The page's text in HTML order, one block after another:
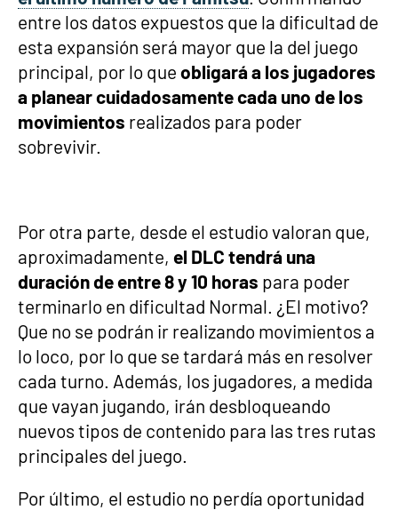
entre los datos expuestos que la dificultad de
esta expansión será mayor que la del juego
principal, por lo que obligará a los jugadores
a planear cuidadosamente cada uno de los
movimientos realizados para poder
sobrevivir.
Por otra parte, desde el estudio valoran que,
aproximadamente, el DLC tendrá una
duración de entre 8 y 10 horas para poder
terminarlo en dificultad Normal. ¿El motivo?
Que no se podrán ir realizando movimientos a
lo loco, por lo que se tardará más en resolver
cada turno. Además, los jugadores, a medida
que vayan jugando, irán desbloqueando
nuevos tipos de contenido para las tres rutas
principales del juego.
Por último, el estudio no perdía oportunidad